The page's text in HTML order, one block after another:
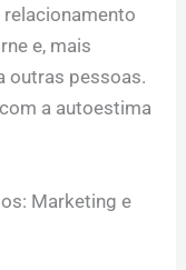
e, mais
outras pessoas.
a autoestima
Marketing e